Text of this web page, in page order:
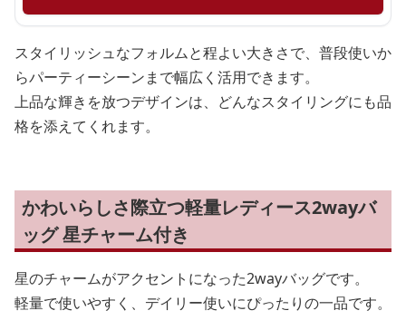
スタイリッシュなフォルムと程よい大きさで、普段使いか
らパーティーシーンまで幅広く活用できます。
上品な輝きを放つデザインは、どんなスタイリングにも品
格を添えてくれます。
かわいらしさ際立つ軽量レディース2wayバ
ッグ 星チャーム付き
星のチャームがアクセントになった2wayバッグです。
軽量で使いやすく、デイリー使いにぴったりの一品です。